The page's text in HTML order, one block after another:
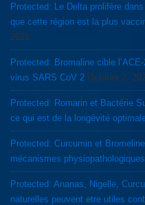
Protected: Le Delta prolifère
que cette région est la plus
2021
Protected: Bromaline cible
virus SARS CoV 2 October 2,
Protected: Romarin et Bactérie
ce qui est de la longévité
Protected: Curcumin et
mécanismes physiopathologiques
Protected: Ananas, Nigelle,
naturelles peuvent etre utiles